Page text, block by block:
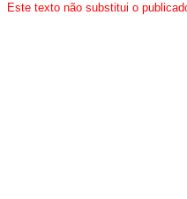
Este texto não substitui o